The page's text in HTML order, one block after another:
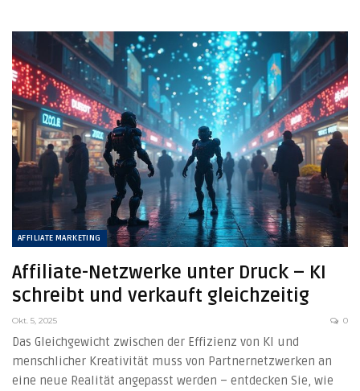
AFFILIATE MARKETING
Affiliate-Netzwerke unter Druck – KI
schreibt und verkauft gleichzeitig
Okt. 5, 2025 0
Das Gleichgewicht zwischen der Effizienz von KI und
menschlicher Kreativität muss von Partnernetzwerken an
eine neue Realität angepasst werden – entdecken Sie, wie